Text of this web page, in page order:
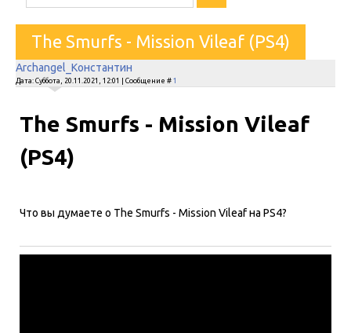
The Smurfs - Mission Vileaf (PS4)
Archangel_Константин
Дата: Суббота, 20.11.2021, 12:01 | Сообщение # 1
The Smurfs - Mission Vileaf
(PS4)
Что вы думаете о The Smurfs - Mission Vileaf на PS4?